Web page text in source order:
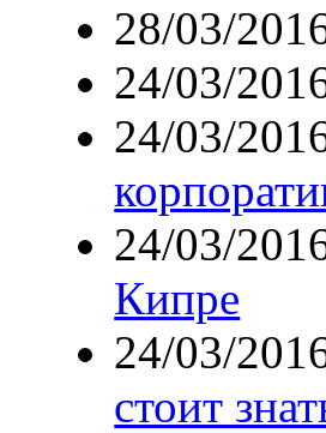
28/03/
24/03/
24/03/
24/03/
Кипре
24/03/
стоит